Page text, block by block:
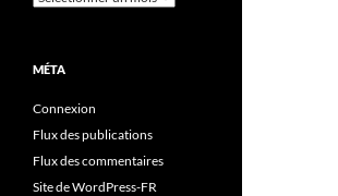
MÉTA
Connexion
Flux des publications
Flux des commentaires
Site de WordPress-FR